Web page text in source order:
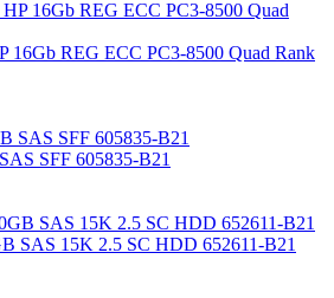
16Gb REG ECC PC3-8500 Quad Rank
SFF 605835-B21
SAS 15K 2.5 SC HDD 652611-B21